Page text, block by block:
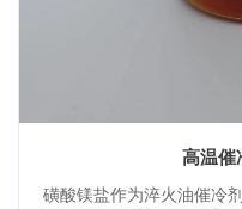
高温
磺酸镁盐作为淬火油催冷